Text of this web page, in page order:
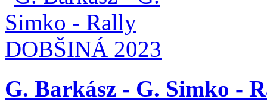
G. Barkász - G. Simko -